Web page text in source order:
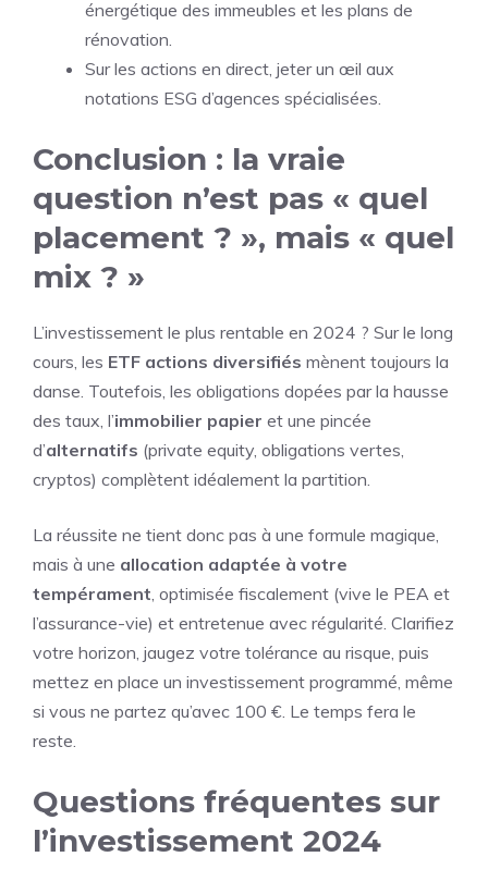
énergétique des immeubles et les plans de
rénovation.
Sur les actions en direct, jeter un œil aux
notations ESG d’agences spécialisées.
Conclusion : la vraie
question n’est pas « quel
placement ? », mais « quel
mix ? »
L’investissement le plus rentable en 2024 ? Sur le long
cours, les ETF actions diversifiés mènent toujours la
danse. Toutefois, les obligations dopées par la hausse
des taux, l’immobilier papier et une pincée
d’alternatifs (private equity, obligations vertes,
cryptos) complètent idéalement la partition.
La réussite ne tient donc pas à une formule magique,
mais à une allocation adaptée à votre
tempérament, optimisée fiscalement (vive le PEA et
l’assurance-vie) et entretenue avec régularité. Clarifiez
votre horizon, jaugez votre tolérance au risque, puis
mettez en place un investissement programmé, même
si vous ne partez qu’avec 100 €. Le temps fera le
reste.
Questions fréquentes sur
l’investissement 2024